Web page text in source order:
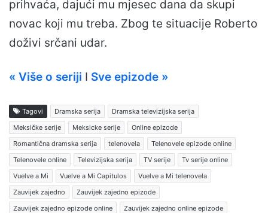
prihvaća, dajući mu mjesec dana da skupi
novac koji mu treba. Zbog te situacije Roberto
doživi srčani udar.
« Više o seriji I Sve epizode »
Tagovi Dramska serija
Dramska televizijska serija
Meksičke serije
Meksicke serije
Online epizode
Romantična dramska serija
telenovela
Telenovele epizode online
Telenovele online
Televizijska serija TV serije
Tv serije online
Vuelve a Mi
Vuelve a Mi Capitulos
Vuelve a Mi telenovela
Zauvijek zajedno
Zauvijek zajedno epizode
Zauvijek zajedno epizode online
Zauvijek zajedno online epizode